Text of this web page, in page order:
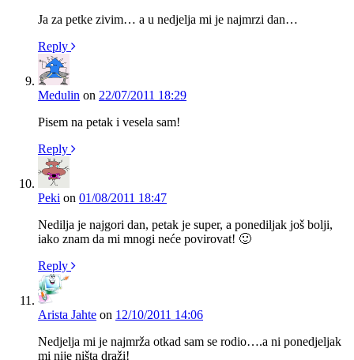
Ja za petke zivim… a u nedjelja mi je najmrzi dan…
Reply
Medulin on 22/07/2011 18:29
Pisem na petak i vesela sam!
Reply
Peki on 01/08/2011 18:47
Nedilja je najgori dan, petak je super, a ponediljak još bolji,
iako znam da mi mnogi neće povirovat! 🙂
Reply
Arista Jahte on 12/10/2011 14:06
Nedjelja mi je najmrža otkad sam se rodio….a ni ponedjeljak
mi nije ništa draži!